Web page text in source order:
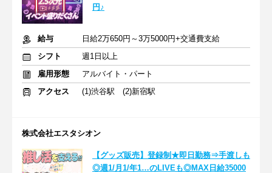
円♪
給与
日給2万650円～3万5000円+交通費支給
シフト
週1日以上
雇用形態
アルバイト・パート
アクセス
(1)渋谷駅 (2)新宿駅
株式会社エスタシオン
【グッズ販売】登録制★即日勤務⇒手渡しも
◎週1/月1/年1…のLIVEも◎MAX日給35000